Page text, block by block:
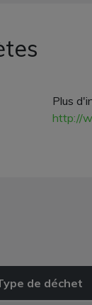
Plus
http://
de déchet